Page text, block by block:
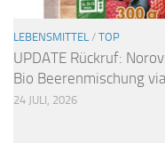
LEBENSMITTEL / TOP
UPDATE Rückruf:
Bio Beerenmischung
24 JULI, 2026